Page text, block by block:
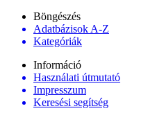
Böngészés
Adatbázisok A-Z
Kategóriák
Információ
Használati útmutató
Impresszum
Keresési segítség